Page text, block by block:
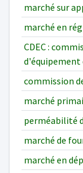
marché sur
marché en
CDEC :
commission
marché
perméabilité
marché de
marché en